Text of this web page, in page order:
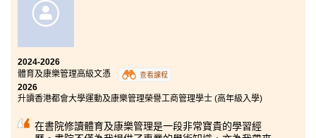
2024-2026
體育及康樂管理高級文憑
查看課程
2026
升讀香港都會大學運動及康樂管理榮譽工商管理學士 (高年級入學)
在書院修讀體育及康樂管理是一段非常寶貴的學習經